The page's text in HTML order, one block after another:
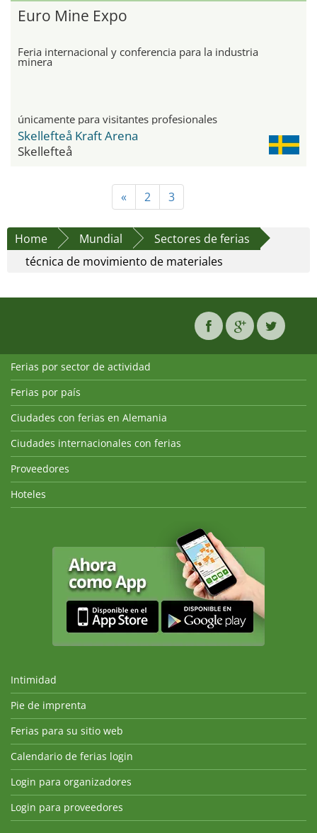
Euro Mine Expo
Feria internacional y conferencia para la industria
minera
únicamente para visitantes profesionales
Skellefteå Kraft Arena
Skellefteå
« 2 3
Home Mundial
Sectores de ferias
técnica de movimiento de materiales
Ferias por sector de actividad
Ferias por país
Ciudades con ferias en Alemania
Ciudades internacionales con ferias
Proveedores
Hoteles
Intimidad
Pie de imprenta
Ferias para su sitio web
Calendario de ferias login
Login para organizadores
Login para proveedores